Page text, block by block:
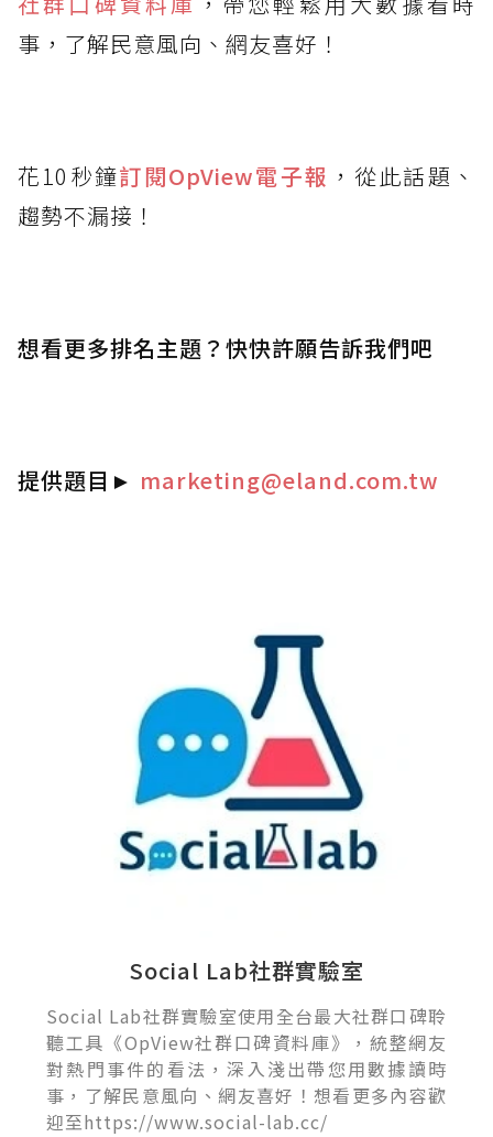
事，了解民意風向、網友喜好！
花10秒鐘訂閱OpView電子報 ，從此話題、
趨勢不漏接！
想看更多排名主題？快快許願告訴我們吧
提供題目 ► marketing@eland.com.tw
Social Lab社群實驗室
Social Lab社群實驗室使用全台最大社群口碑聆
聽工具《OpView社群口碑資料庫》，統整網友
對熱門事件的看法，深入淺出帶您用數據讀時
事，了解民意風向、網友喜好！想看更多內容歡
迎至https://www.social-lab.cc/